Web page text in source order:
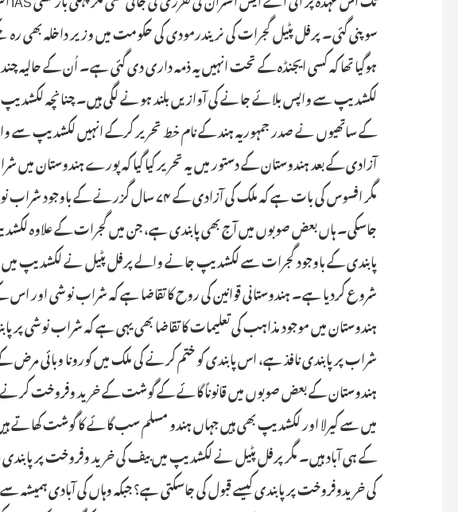
سوپنی گئی۔ پرفل پٹیل گجرات کی نریندرمودی کی حکومت میں وزیر داخلہ بھی
ہوگیا تھا کہ کسی ایجنڈہ کے تحت انہیں یہ ذمہ داری دی گئی ہے۔ اُن کے حالیہ
لکشدیپ سے واپس بلائے جانے کی آوازیں بلند ہونے لگی ہیں۔ چنانچہ لکشدیپ
کے ساتھیوں نے صدر جمہوریہ ہند کے نام خط تحریر کرکے انہیں لکشدیپ سے
آزادی کے بعد ہندوستان کے دستور میں یہ تحریر کیا گیا کہ پورے ہندوستان
مگر افسوس کی بات ہے کہ ملک کی آزادی کے ۷۴ سال
جاسکی۔ ہاں بعض صوبوں میں آج بھی پابندی ہے، جن میں گجرات کے علاوہ
پابندی کے باوجود گجرات سے لکشدیپ جانے والے پرفل پٹیل نے لکشدیپ میں
شروع کردیا ہے۔ ہندوستانی قوانین کی روح کا تقاضا ہے کہ شراب نوشی اور اس
شراب پر پابندی نافذ ہے، اس پابندی کو ختم کرنے کی ملک میں کورونا وبائی
ہندوستان کے بعض صوبوں میں قانوناً گائے کے گوشت کے خرید وفروخت کرنے
میں سے کیرلا اور لکشدیپ بھی ہیں جہاں ہندو مسلم سب گائے کا گوشت کھاتے
کے ہی آباد ہیں۔ مگر پرفل پٹیل نے لکشدیپ میں بیف کی خرید وفروخت پر
کی خریدوفروخت پر پابندی کیسے قبول کی جاسکتی ہے؟ جبکہ وہاں کی آبادی